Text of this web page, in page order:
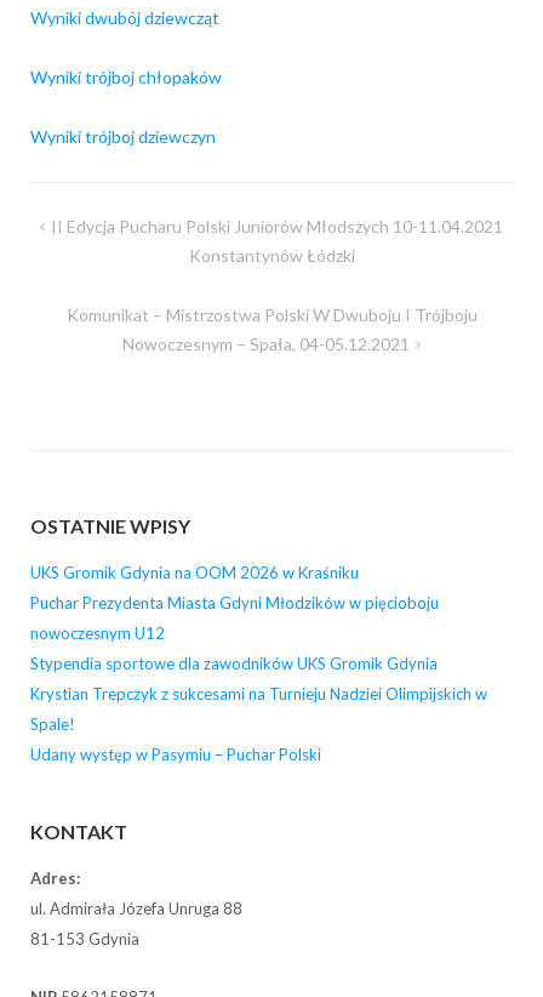
Wyniki dwubój dziewcząt
Wyniki trójboj chłopaków
Wyniki trójboj dziewczyn
Nawigacja
II Edycja Pucharu Polski Juniorów Młodszych 10-11.04.2021
Konstantynów Łódzki
Komunikat – Mistrzostwa Polski W Dwuboju I Trójboju
Nowoczesnym – Spała, 04-05.12.2021
OSTATNIE WPISY
UKS Gromik Gdynia na OOM 2026 w Kraśniku
Puchar Prezydenta Miasta Gdyni Młodzików w pięcioboju
nowoczesnym U12
Stypendia sportowe dla zawodników UKS Gromik Gdynia
Krystian Trepczyk z sukcesami na Turnieju Nadziei Olimpijskich w
Spale!
Udany występ w Pasymiu – Puchar Polski
KONTAKT
Adres:
ul. Admirała Józefa Unruga 88
81-153 Gdynia